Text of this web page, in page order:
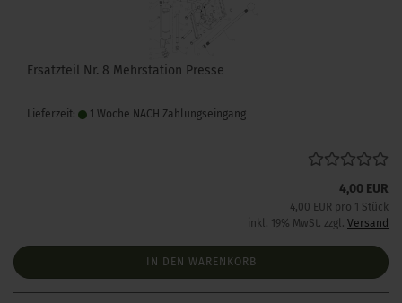
Ersatzteil Nr. 8 Mehrstation Presse
Lieferzeit: 1 Woche NACH Zahlungseingang
4,00 EUR
4,00 EUR pro 1 Stück
inkl. 19% MwSt. zzgl. Versand
IN DEN WARENKORB